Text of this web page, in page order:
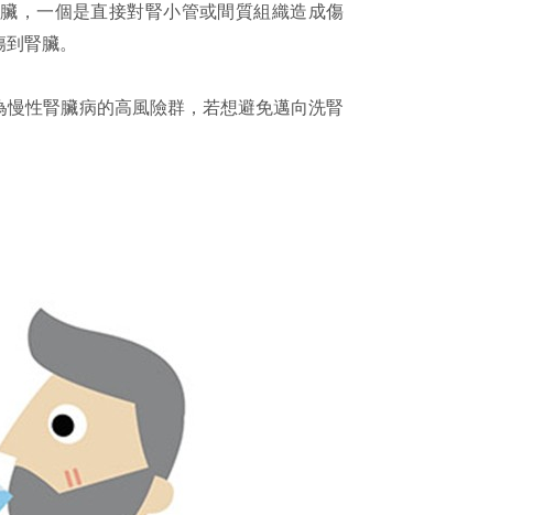
，一個是直接對腎小管或間質組織造成傷
腎臟。
性腎臟病的高風險群，若想避免邁向洗腎